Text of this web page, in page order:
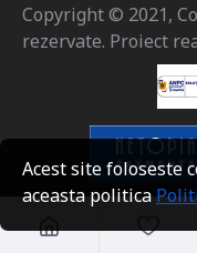
Copyright © 2021,
rezervate. Proiect
Acest site foloseste
aceasta politica